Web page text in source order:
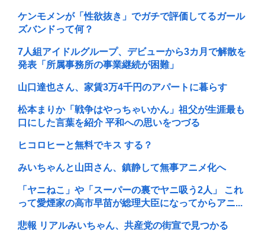
ケンモメンが「性欲抜き」でガチで評価してるガール
ズバンドって何？
7人組アイドルグループ、デビューから3カ月で解散を
発表「所属事務所の事業継続が困難」
山口達也さん、家賃3万4千円のアパートに暮らす
松本まりか「戦争はやっちゃいかん」祖父が生涯最も
口にした言葉を紹介 平和への思いをつづる
ヒコロヒーと無料でキス する？
みいちゃんと山田さん、鎮静して無事アニメ化へ
「ヤニねこ」や「スーパーの裏でヤニ吸う2人」 これ
って愛煙家の高市早苗が総理大臣になってからアニ...
悲報 リアルみいちゃん、共産党の街宣で見つかる